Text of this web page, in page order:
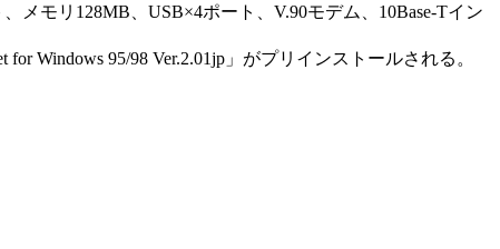
メモリ128MB、USB×4ポート、V.90モデム、10Base-Tイン
Windows 95/98 Ver.2.01jp」がプリインストールされる。